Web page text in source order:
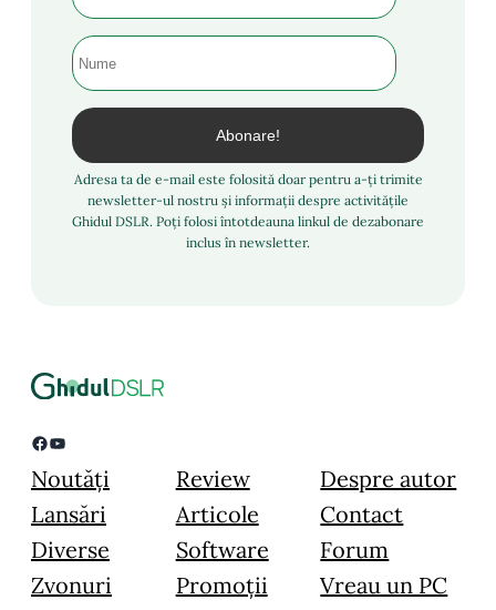
Adresa ta de e-mail este folosită doar pentru a-ți trimite
newsletter-ul nostru și informații despre activitățile
Ghidul DSLR. Poți folosi întotdeauna linkul de dezabonare
inclus în newsletter.
Facebook YouTube
Noutăți
Lansări
Diverse
Zvonuri
Review
Articole
Software
Promoții
Despre autor
Contact
Forum
Vreau un PC